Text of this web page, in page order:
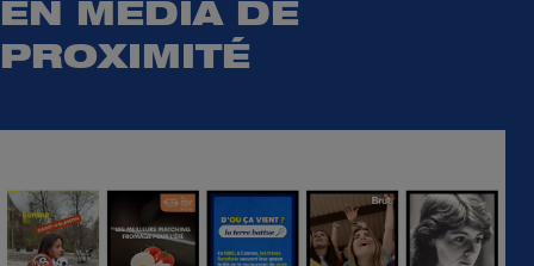
EN MÉDIA DE
PROXIMITÉ